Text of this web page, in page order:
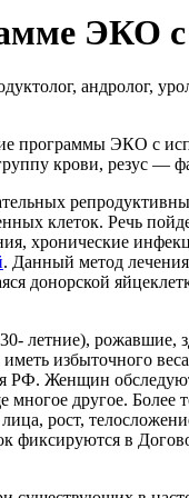
ЭКО
андролог,
ЭКО с
крови, резус —
клеток. Речь
хронические
. Данный метод
донорской
летние), рожавшие,
избыточного
РФ. Женщин
многое другое.
рост,
в